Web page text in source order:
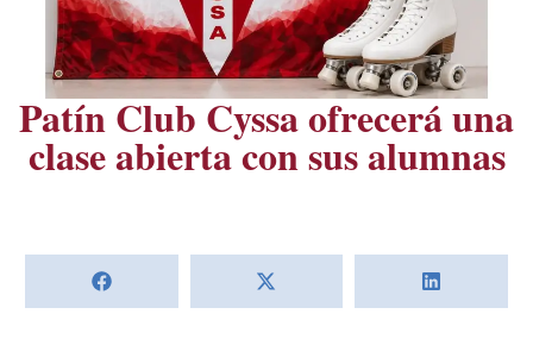
Patín Club Cyssa ofrecerá una
clase abierta con sus alumnas